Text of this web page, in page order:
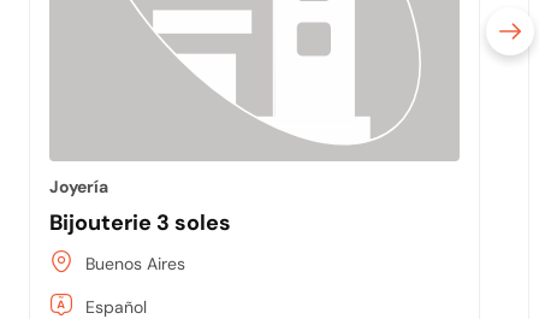
Joyería
Bijouterie 3 soles
Buenos Aires
Español